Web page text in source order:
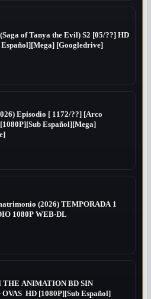
of Tanya the Evil) S2 [05/??] HD
Español][Mega] [Googledrive]
Episodio [ 1172/??] [Arco
Español][Mega]
(2026) TEMPORADA 1
1080P WEB-DL
THE ANIMATION BD SIN
OVAS HD [1080P][Sub Español]